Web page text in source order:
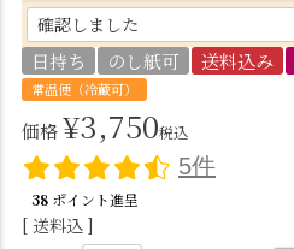
(
必
須
)
日持ち のし紙可 送料込み
常温便（冷蔵可）
価格¥3,750税込
5件
38 ポイント進呈
送料込